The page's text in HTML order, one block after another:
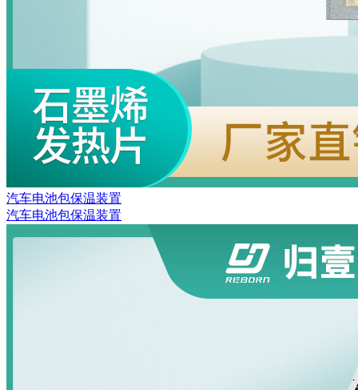
汽车电池包保温装置
汽车电池包保温装置